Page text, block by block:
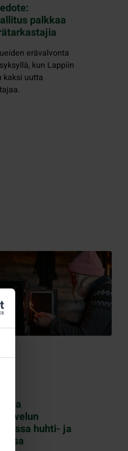
palkkaa
erävalvonta
kun Lappiin
kaksi uutta
huhti- ja